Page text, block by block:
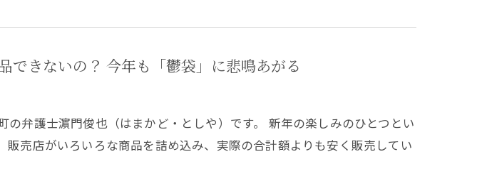
できないの？ 今年も「鬱袋」に悲鳴あがる
の弁護士濵門俊也（はまかど・としや）です。 新年の楽しみのひとつとい
販売店がいろいろな商品を詰め込み、実際の合計額よりも安く販売してい